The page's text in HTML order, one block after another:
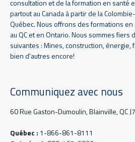
consultation et de la formation en santé
partout au Canada à partir de la
Québec. Nous offrons des formations
au QC et en Ontario. Nous sommes
suivantes : Mines, construction,
bien d'autres encore!
Communiquez avec nous
60 Rue Gaston-Dumoulin, Blainville, QC
Québec : 1-866-861-8111